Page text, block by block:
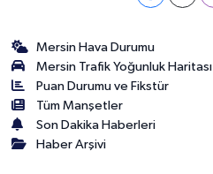
Mersin Hava Durumu
Mersin Trafik Yoğunluk Haritası
Puan Durumu ve Fikstür
Tüm Manşetler
Son Dakika Haberleri
Haber Arşivi